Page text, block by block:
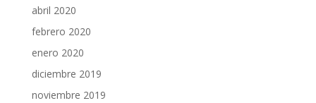
abril 2020
febrero 2020
enero 2020
diciembre 2019
noviembre 2019